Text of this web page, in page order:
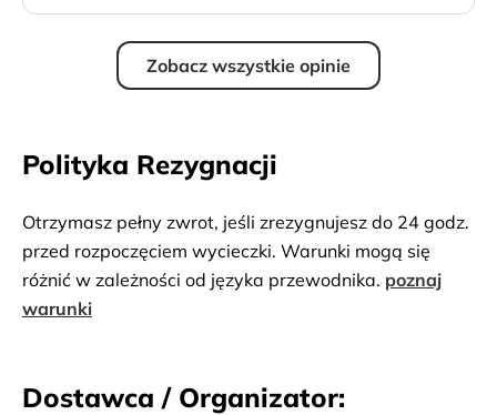
Zobacz wszystkie opinie
Polityka Rezygnacji
Otrzymasz pełny zwrot, jeśli zrezygnujesz do 24 godz.
przed rozpoczęciem wycieczki. Warunki mogą się
różnić w zależności od języka przewodnika. poznaj
warunki
Dostawca / Organizator: